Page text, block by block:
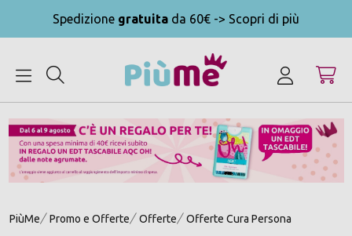
Spedizione gratuita da 60€ -> Scopri di più
PiùMe Promo e Offerte Offerte Offerte Cura Persona